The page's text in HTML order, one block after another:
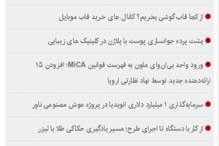
از کجا قاب گوشی بخریم؟ کانال های خرید قاب موبایل
پشت پرده جوانسازی پوست با پلاژن در کلینیک های زیبایی
ورود واحد بی‌ان‌وای ملون به فهرست قوانین MiCA؛ افزودن ۱۵
ارائه‌دهنده جدید توسط نهاد نظارتی اروپا
سرمایه‌گذاری ۱ میلیارد دلاری انویدیا در پروژه هوش مصنوعی ناور
از کار با دستگاه تا اجرای طرح؛ مسیر یادگیری حکاکی طلا با لیزر